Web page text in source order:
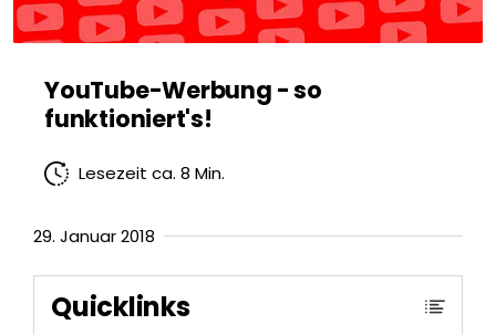
YouTube-Werbung - so
funktioniert's!
Lesezeit ca. 8 Min.
29. Januar 2018
Quicklinks